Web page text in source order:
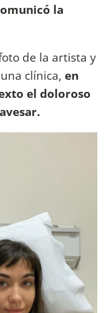
la
de la artista y
clínica, en
el doloroso